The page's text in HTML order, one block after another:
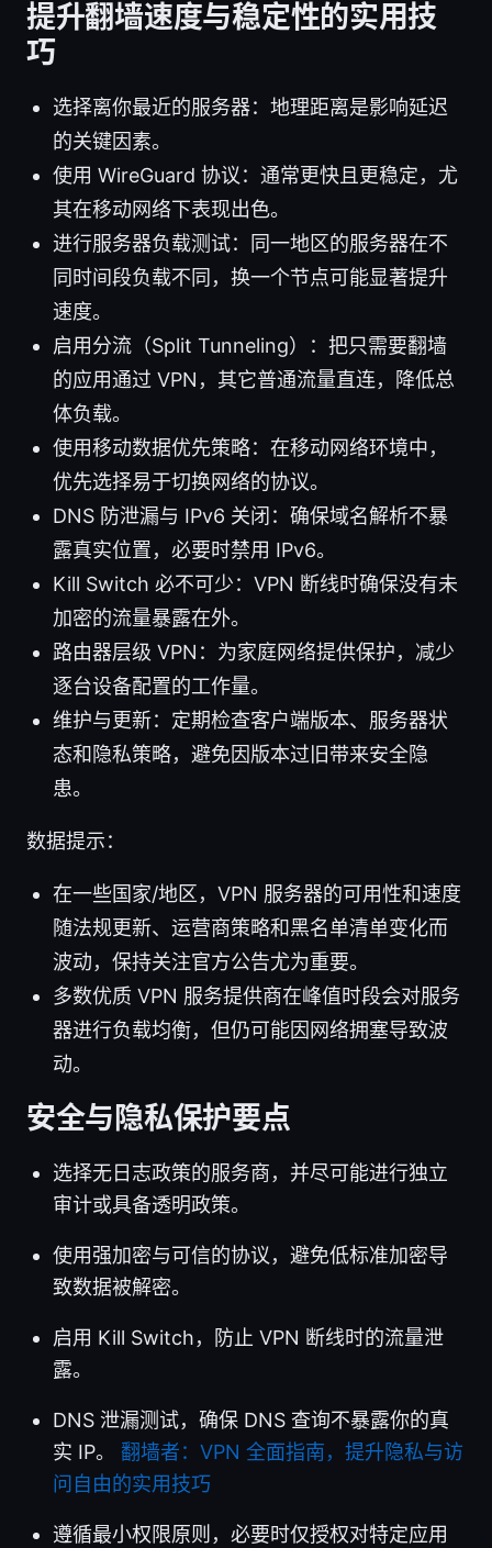
提升翻墙速度与稳定性的实用技
巧
选择离你最近的服务器：地理距离是影响延迟
的关键因素。
使用 WireGuard 协议：通常更快且更稳定，尤
其在移动网络下表现出色。
进行服务器负载测试：同一地区的服务器在不
同时间段负载不同，换一个节点可能显著提升
速度。
启用分流（Split Tunneling）：把只需要翻墙
的应用通过 VPN，其它普通流量直连，降低总
体负载。
使用移动数据优先策略：在移动网络环境中，
优先选择易于切换网络的协议。
DNS 防泄漏与 IPv6 关闭：确保域名解析不暴
露真实位置，必要时禁用 IPv6。
Kill Switch 必不可少：VPN 断线时确保没有未
加密的流量暴露在外。
路由器层级 VPN：为家庭网络提供保护，减少
逐台设备配置的工作量。
维护与更新：定期检查客户端版本、服务器状
态和隐私策略，避免因版本过旧带来安全隐
患。
数据提示：
在一些国家/地区，VPN 服务器的可用性和速度
随法规更新、运营商策略和黑名单清单变化而
波动，保持关注官方公告尤为重要。
多数优质 VPN 服务提供商在峰值时段会对服务
器进行负载均衡，但仍可能因网络拥塞导致波
动。
安全与隐私保护要点
选择无日志政策的服务商，并尽可能进行独立
审计或具备透明政策。
使用强加密与可信的协议，避免低标准加密导
致数据被解密。
启用 Kill Switch，防止 VPN 断线时的流量泄
露。
DNS 泄漏测试，确保 DNS 查询不暴露你的真
实 IP。 翻墙者：VPN 全面指南，提升隐私与访
问自由的实用技巧
遵循最小权限原则，必要时仅授权对特定应用